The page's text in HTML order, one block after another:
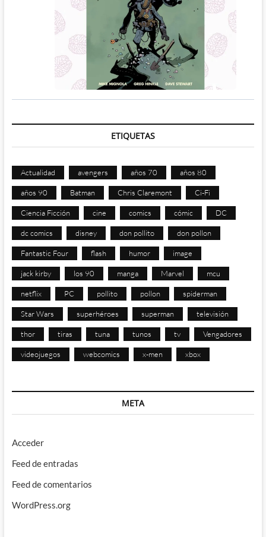
ETIQUETAS
Actualidad avengers años 70 años 80
años 90 Batman Chris Claremont Ci-Fi
Ciencia Ficción cine comics cómic DC
dc comics disney don pollito don pollon
Fantastic Four flash humor image
jack kirby los 90 manga Marvel mcu
netflix PC pollito pollon spiderman
Star Wars superhéroes superman televisión
thor tiras tuna tunos tv Vengadores
videojuegos webcomics x-men xbox
META
Acceder
Feed de entradas
Feed de comentarios
WordPress.org